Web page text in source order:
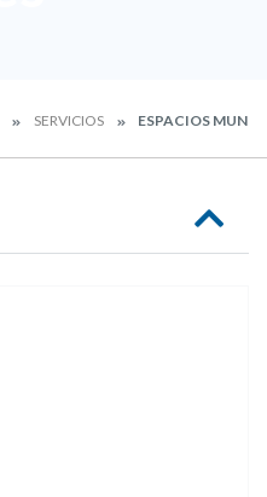
SERVICIOS ESPACIOS